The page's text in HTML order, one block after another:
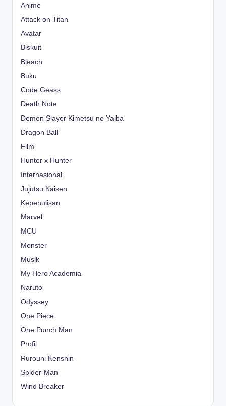
Anime
Attack on Titan
Avatar
Biskuit
Bleach
Buku
Code Geass
Death Note
Demon Slayer Kimetsu no Yaiba
Dragon Ball
Film
Hunter x Hunter
Internasional
Jujutsu Kaisen
Kepenulisan
Marvel
MCU
Monster
Musik
My Hero Academia
Naruto
Odyssey
One Piece
One Punch Man
Profil
Rurouni Kenshin
Spider-Man
Wind Breaker